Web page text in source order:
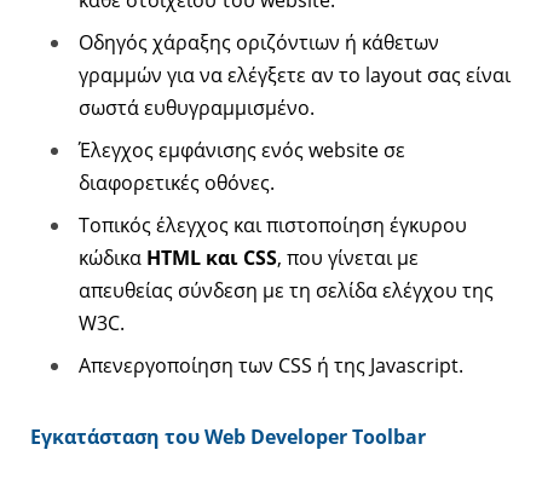
Οδηγός χάραξης οριζόντιων ή κάθετων
γραμμών για να ελέγξετε αν το layout σας είναι
σωστά ευθυγραμμισμένο.
Έλεγχος εμφάνισης ενός website σε
διαφορετικές οθόνες.
Τοπικός έλεγχος και πιστοποίηση έγκυρου
κώδικα HTML και CSS, που γίνεται με
απευθείας σύνδεση με τη σελίδα ελέγχου της
W3C.
Απενεργοποίηση των CSS ή της Javascript.
Εγκατάσταση του Web Developer Toolbar